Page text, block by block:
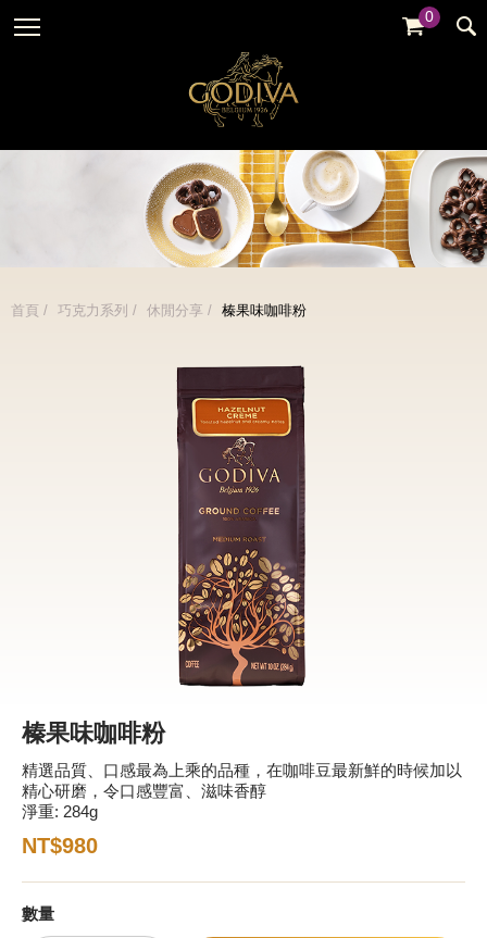
0
全部
品牌活動
全部
暢銷系列
金裝禮盒
松露禮盒
婚禮系列
新品 / 季節性商品
歡聚系列
百年限定系列
冰享系列
玩具總動員
休閒分享
巧克力磚/巧克力豆
全部
牛奶巧克力
白巧克力
綜合巧克力
冰淇淋
蛋糕
婚禮系列
GODIVA故事
GODIVA品質承諾
GODIVA大師團隊
首頁 巧克力系列 休閒分享 榛果味咖啡粉
榛果味咖啡粉
精選品質、口感最為上乘的品種，在咖啡豆最新鮮的時候加以
精心研磨，令口感豐富、滋味香醇
淨重: 284g
NT$980
數量